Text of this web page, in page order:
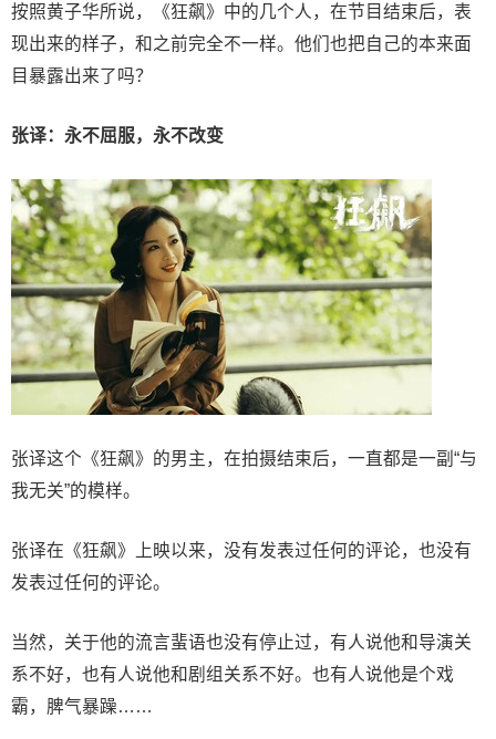
按照黄子华所说，《狂飙》中的几个人，在节目结束后，表
现出来的样子，和之前完全不一样。他们也把自己的本来面
目暴露出来了吗？
张译：永不屈服，永不改变
张译这个《狂飙》的男主，在拍摄结束后，一直都是一副“与
我无关”的模样。
张译在《狂飙》上映以来，没有发表过任何的评论，也没有
发表过任何的评论。
当然，关于他的流言蜚语也没有停止过，有人说他和导演关
系不好，也有人说他和剧组关系不好。也有人说他是个戏
霸，脾气暴躁……